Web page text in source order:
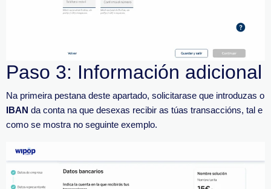
Paso 3: Información adicional
Na primeira pestana deste apartado, solicitarase que introduzas o
IBAN da conta na que desexas recibir as túas transaccións, tal e
como se mostra no seguinte exemplo.